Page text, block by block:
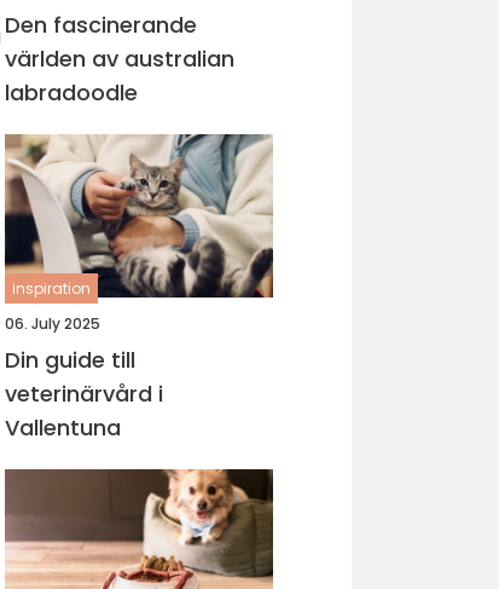
Den fascinerande
världen av australian
labradoodle
inspiration
06. July 2025
Din guide till
veterinärvård i
Vallentuna